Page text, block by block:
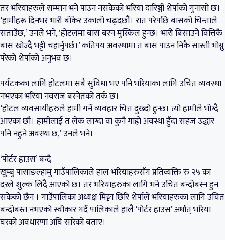
तर भरियाहरुले सम्मान भने पाउन नसकेको भरिया दारिञ्जी शेर्पाको गुनासो छ।
‘हामीहरू दिनभर भारी बोकेर उकालो चढ्दछौं। रात परेपछि बासको चिन्ताले
सताउँछ,’ उनले भने, ‘होटलमा बास बस्न मुस्किल हुन्छ। भारी बिसाउने वित्तिकै
बास खोज्दै भट्टी चहार्नुपर्छ।’ कतिपय अवस्थामा त बास पाउन निकै सास्ती भोग्नु
परेको शेर्पाको अनुभव छ।
पर्यटकका लागि होटलमा सबै सुविधा भए पनि भरियाका लागि उचित व्यवस्था
नभएका भरिया नवराज बस्नेतको तर्क छ।
‘होटल व्यवसायीहरुले हामी गर्ने व्यवहार चित्त दुख्दो हुन्छ। त्यो हामीले भोग्दै
आएका छौं। हामीलाई त लेक लाग्दा वा कुनै गाह्रो अवस्था हुँदा सहज उद्धार
पनि नहुने अवस्था छ,’ उनले भने।
‘पोर्टर हाउस’ बन्दै
खुम्बु पासाङल्हामु गाउँपालिकाले हाल भरियाहरुसँग प्रतिव्यक्ति रु २५ का
दरले शुल्क लिँदै आएको छ। तर भरियाहरुका लागि भने उचित बन्दोबस्न हुन
सकेको छैन । गाउँपालिका अध्यक्ष मिङ्मा छिरि शेर्पाले भरियाहरुका लागि उचित
बन्दोबस्त नभएको स्वीकार गर्दै पालिकाले हालै ‘पोर्टर हाउस’ अर्थात् भरिया
घरको अवधारणा अघि सारेको बताए।